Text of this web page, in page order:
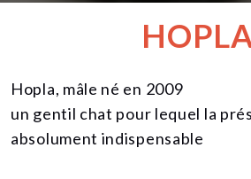
NOUS
Hopla, mâle né en 2009
un gentil chat pour lequel la
absolument indispensable